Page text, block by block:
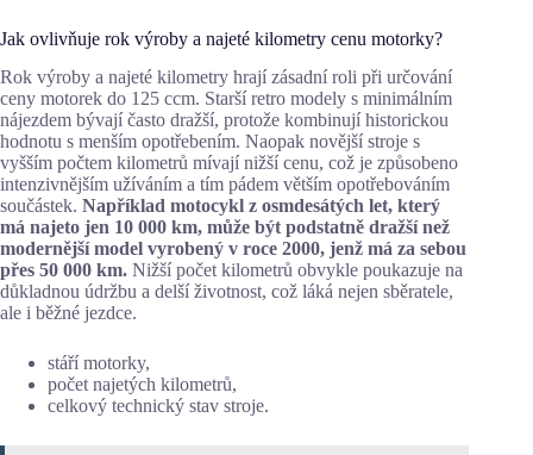
Jak ovlivňuje rok výroby a najeté kilometry cenu motorky?
Rok výroby a najeté kilometry hrají zásadní roli při určování
ceny motorek do 125 ccm. Starší retro modely s minimálním
nájezdem bývají často dražší, protože kombinují historickou
hodnotu s menším opotřebením. Naopak novější stroje s
vyšším počtem kilometrů mívají nižší cenu, což je způsobeno
intenzivnějším užíváním a tím pádem větším opotřebováním
součástek. Například motocykl z osmdesátých let, který
má najeto jen 10 000 km, může být podstatně dražší než
modernější model vyrobený v roce 2000, jenž má za sebou
přes 50 000 km. Nižší počet kilometrů obvykle poukazuje na
důkladnou údržbu a delší životnost, což láká nejen sběratele,
ale i běžné jezdce.
stáří motorky,
počet najetých kilometrů,
celkový technický stav stroje.